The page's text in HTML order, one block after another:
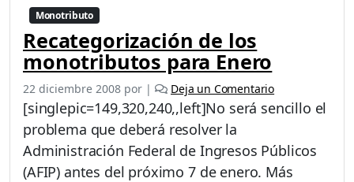
Monotributo
Recategorización de los
monotributos para Enero
22 diciembre 2008 por | Deja un Comentario
[singlepic=149,320,240,,left]No será sencillo el
problema que deberá resolver la
Administración Federal de Ingresos Públicos
(AFIP) antes del próximo 7 de enero. Más